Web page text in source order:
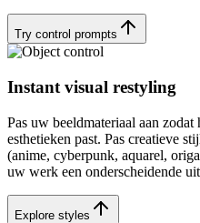
Try control prompts
Instant visual restyling
Pas uw beeldmateriaal aan
esthetieken past. Pas creatieve
(anime, cyberpunk, aquarel,
uw werk een onderscheidende
Explore styles